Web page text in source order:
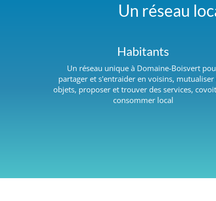
Un réseau
Habitants
Un réseau unique à Domaine-Boisvert
partager et s'entraider en voisins, mutualiser
objets, proposer et trouver des services,
consommer local